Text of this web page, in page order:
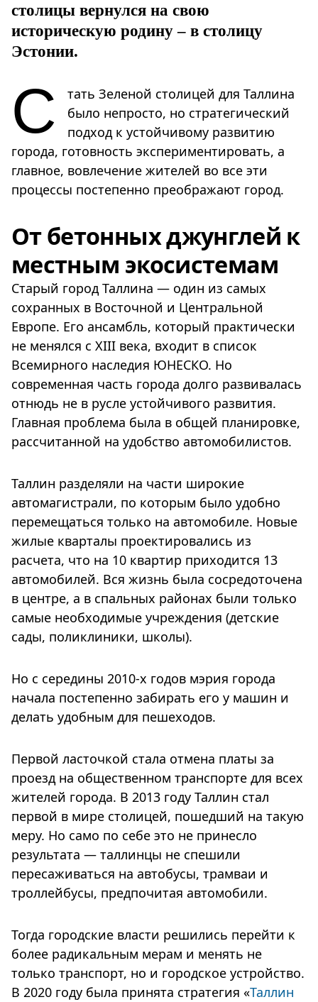
столицы вернулся на свою
историческую родину – в столицу
Эстонии.
С
тать Зеленой столицей для Таллина
было непросто, но стратегический
подход к устойчивому развитию
города, готовность экспериментировать, а
главное, вовлечение жителей во все эти
процессы постепенно преображают город.
От бетонных джунглей к
местным экосистемам
Старый город Таллина — один из самых
сохранных в Восточной и Центральной
Европе. Его ансамбль, который практически
не менялся с XIII века, входит в список
Всемирного наследия ЮНЕСКО. Но
современная часть города долго развивалась
отнюдь не в русле устойчивого развития.
Главная проблема была в общей планировке,
рассчитанной на удобство автомобилистов.
Таллин разделяли на части широкие
автомагистрали, по которым было удобно
перемещаться только на автомобиле. Новые
жилые кварталы проектировались из
расчета, что на 10 квартир приходится 13
автомобилей. Вся жизнь была сосредоточена
в центре, а в спальных районах были только
самые необходимые учреждения (детские
сады, поликлиники, школы).
Но с середины 2010-х годов мэрия города
начала постепенно забирать его у машин и
делать удобным для пешеходов.
Первой ласточкой стала отмена платы за
проезд на общественном транспорте для всех
жителей города. В 2013 году Таллин стал
первой в мире столицей, пошедший на такую
меру. Но само по себе это не принесло
результата — таллинцы не спешили
пересаживаться на автобусы, трамваи и
троллейбусы, предпочитая автомобили.
Тогда городские власти решились перейти к
более радикальным мерам и менять не
только транспорт, но и городское устройство.
В 2020 году была принята стратегия «Таллин